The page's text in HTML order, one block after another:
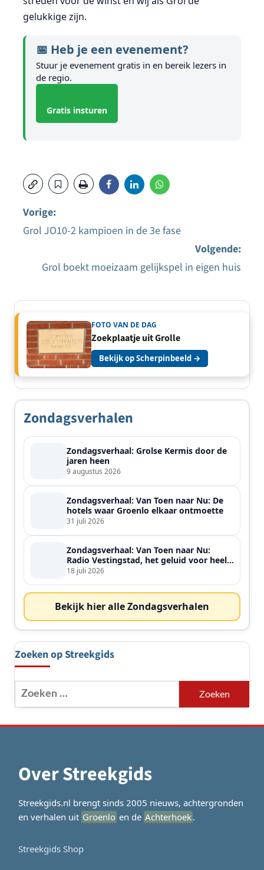
gelukkige zijn.
📅 Heb je een evenement?
Stuur je evenement gratis in en bereik lezers in
de regio.
Gratis insturen
navigatie
Vorige:
Grol JO10-2 kampioen in de 3e fase
Volgende:
Grol boekt moeizaam gelijkspel in eigen huis
FOTO VAN DE DAG
Zoekplaatje uit Grolle
Bekijk op Scherpinbeeld →
Zondagsverhalen
Zondagsverhaal: Grolse Kermis door de
jaren heen
9 augustus 2026
Zondagsverhaal: Van Toen naar Nu: De
hotels waar Groenlo elkaar ontmoette
31 juli 2026
Zondagsverhaal: Van Toen naar Nu:
Radio Vestingstad, het geluid voor heel
de streek
18 juli 2026
Bekijk hier alle Zondagsverhalen
Zoeken op Streekgids
Zoeken
naar:
Over Streekgids
Streekgids.nl brengt sinds 2005 nieuws, achtergronden
en verhalen uit Groenlo en de Achterhoek.
Streekgids Shop